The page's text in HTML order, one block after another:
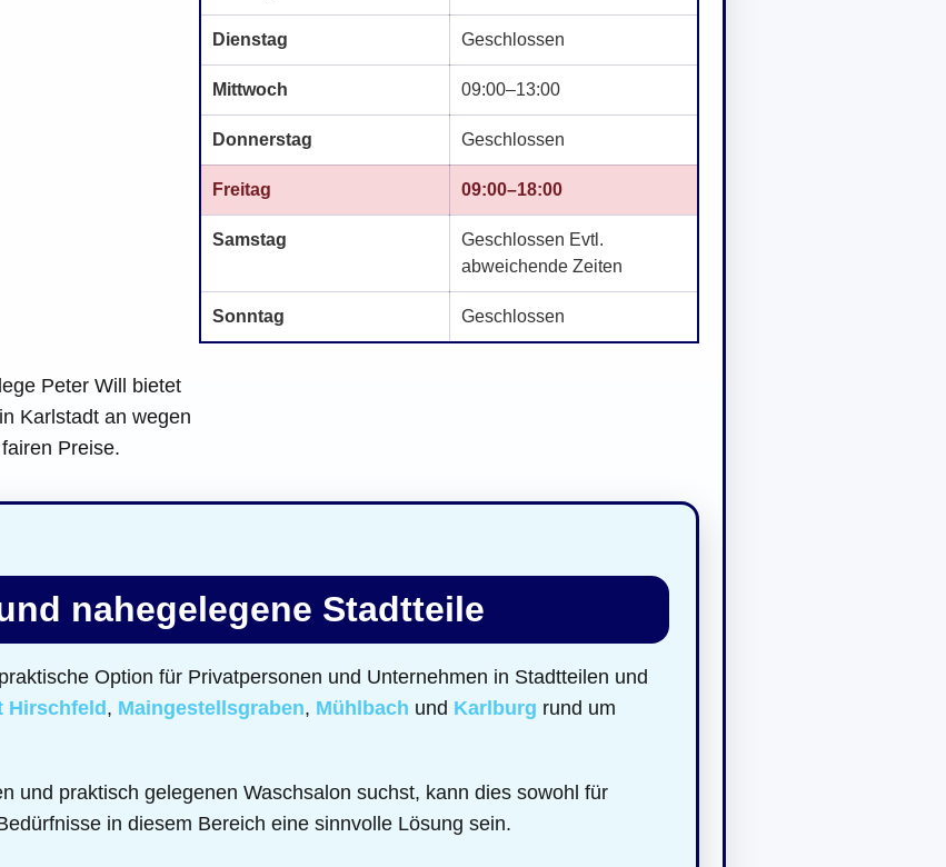
Peter Will bietet
Karlstadt an wegen
Preise.
Dienstag Geschlossen
Mittwoch 09:00–13:00
Donnerstag Geschlossen
Freitag 09:00–18:00
Samstag
Geschlossen Evtl.
abweichende Zeiten
Sonntag Geschlossen
nahegelegene Stadtteile
Option für Privatpersonen und Unternehmen in Stadtteilen und
Hirschfeld, Maingestellsgraben, Mühlbach und Karlburg rund um
und praktisch gelegenen Waschsalon suchst, kann dies sowohl für
in diesem Bereich eine sinnvolle Lösung sein.